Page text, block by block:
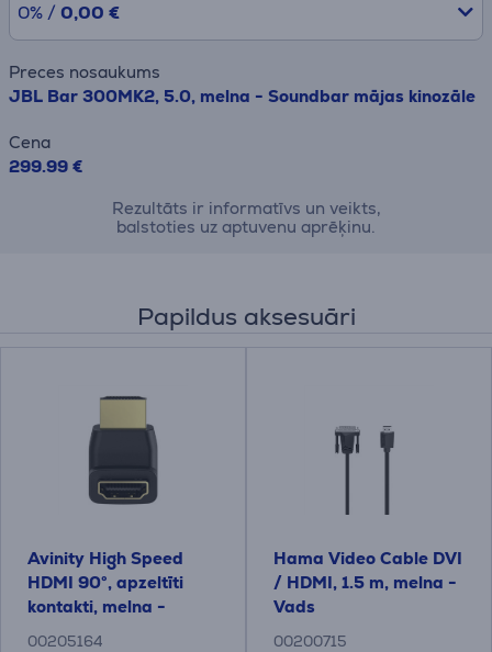
0% / 0,00 €
Preces nosaukums
JBL Bar 300MK2, 5.0, melna - Soundbar mājas kinozāle
Cena
299.99 €
Rezultāts ir informatīvs un veikts,
balstoties uz aptuvenu aprēķinu.
Papildus aksesuāri
Avinity High Speed ​​
HDMI 90°, apzeltīti
kontakti, melna -
Adapteris
00205164
Hama Video Cable DVI
/ HDMI, 1.5 m, melna -
Vads
00200715